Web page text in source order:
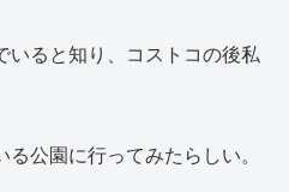
いると知り、コストコの後私
公園に行ってみたらしい。